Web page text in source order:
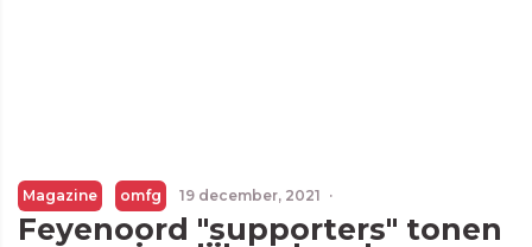
Magazine omfg 19 december, 2021 ·
Feyenoord "supporters" tonen